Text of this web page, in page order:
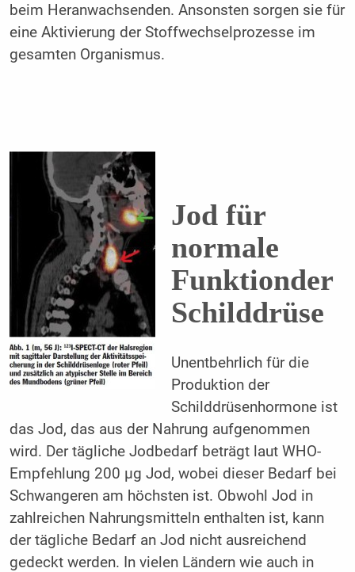
beim Heranwachsenden. Ansonsten sorgen sie für
eine Aktivierung der Stoffwechselprozesse im
gesamten Organismus.
Jod für
normale
Funktionder
Schilddrüse
Unentbehrlich für die
Produktion der
Schilddrüsenhormone ist
das Jod, das aus der Nahrung aufgenommen
wird. Der tägliche Jodbedarf beträgt laut WHO-
Empfehlung 200 μg Jod, wobei dieser Bedarf bei
Schwangeren am höchsten ist. Obwohl Jod in
zahlreichen Nahrungsmitteln enthalten ist, kann
der tägliche Bedarf an Jod nicht ausreichend
gedeckt werden. In vielen Ländern wie auch in